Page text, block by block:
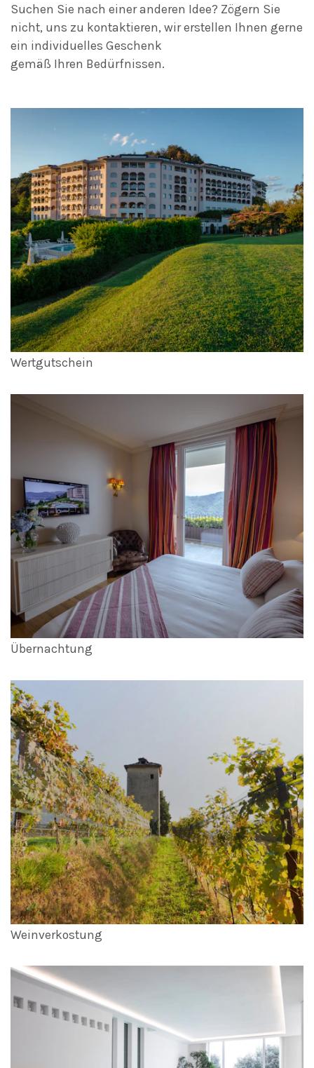
Suchen Sie nach einer anderen Idee? Zögern Sie
nicht, uns zu kontaktieren, wir erstellen Ihnen gerne
ein individuelles Geschenk
gemäß Ihren Bedürfnissen.
Wertgutschein
Übernachtung
Weinverkostung